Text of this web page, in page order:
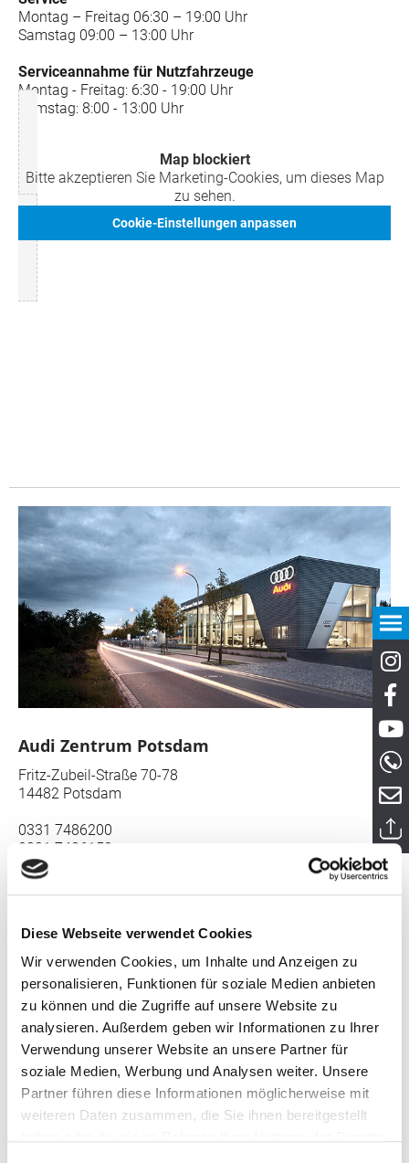
Diese Webseite verwendet Cookies
Wir verwenden Cookies, um Inhalte und Anzeigen zu
personalisieren, Funktionen für soziale Medien anbieten
zu können und die Zugriffe auf unsere Website zu
analysieren. Außerdem geben wir Informationen zu Ihrer
Verwendung unserer Website an unsere Partner für
soziale Medien, Werbung und Analysen weiter. Unsere
Partner führen diese Informationen möglicherweise mit
weiteren Daten zusammen, die Sie ihnen bereitgestellt
Montag – Freitag 06:30 – 19:00 Uhr
Samstag 09:00 – 13:00 Uhr
Serviceannahme für Nutzfahrzeuge
Montag - Freitag: 6:30 - 19:00 Uhr
Samstag: 8:00 - 13:00 Uhr
Map blockiert
Bitte akzeptieren Sie Marketing-Cookies, um dieses Map
zu sehen.
Cookie-Einstellungen anpassen
Audi Zentrum Potsdam
Fritz-Zubeil-Straße 70-78
14482 Potsdam
0331 7486200
0331 7486150
service@audi-zentrum-potsdam.de
Verkauf
Montag - Freitag: 8:30 - 18:30
Samstag: 9:00 - 13:00
Service
Montag - Freitag: 7:00 - 19:00
Samstag: 9:00 - 13:00
Map blockiert
Bitte akzeptieren Sie Marketing-Cookies, um dieses Map